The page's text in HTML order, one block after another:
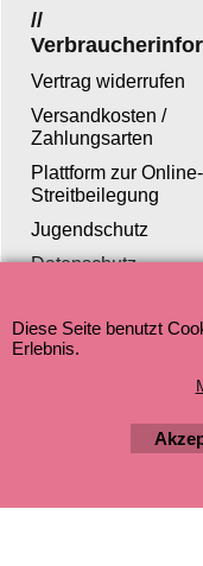
//
Vertrag widerrufen
Versandkosten /
Zahlungsarten
Plattform zur Online-
Streitbeilegung
Jugendschutz
Datenschutz
WebShop
Diese Seite benutzt
Erlebnis.